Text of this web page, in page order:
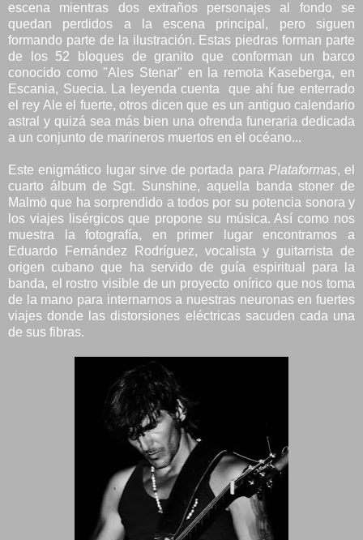
escena mientras dos extraños personajes al fondo se
quedan perdidos a la escena principal, pero siguen
formando parte de la ilustración. Estas piedras forman parte
de los 52 bloques de granito que conforman un barco
conocido como "Ales Stenar" en la remota Kaseberga, en
Escania, Suecia. La leyenda cuenta que ahí fue enterrado
el rey Ale el fuerte, otros dicen que es un antiguo calendario
astral y quizá sea más bien una ofrenda funeraria dedicada
a un conjunto de marineros muertos en el océano...
Este enigmático lugar sirve de portada para Plataformas, el
cuarto álbum de Sgt. Sunshine, aquella banda stoner de
Malmö que ha sorprendido a todos por su potencia sonora y
los viajes lisérgicos que propone su música. Así como nos
muestra la fotografía, en primer lugar encontramos a
Eduardo Fernández Rodríguez, vocalista y guitarrista de
origen cubano que ha servido de guía espiritual para la
banda, el rostro visible de un proyecto onírico que nos toma
de la mano para internarnos a nuestras neuronas en fuertes
viajes donde las distorsiones eléctricas sacuden cada una
de sus fibras.